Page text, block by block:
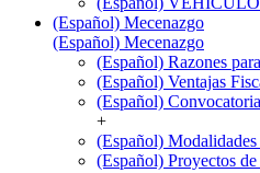
(Español) Mecenazgo
(Español) Mecenazgo
(Español) Razones
(Español) Ventajas
(Español)
+
(Español)
(Español) Proyectos